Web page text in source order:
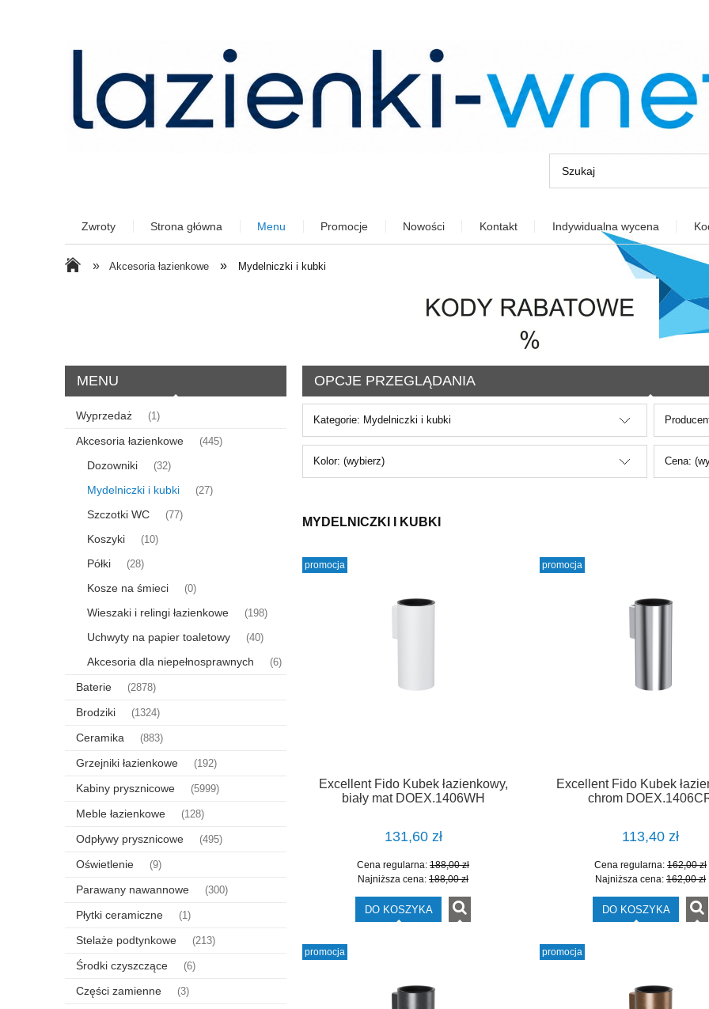
Zwroty Strona główna Menu Promocje Nowości Kontakt Indywidualna wycena
» Akcesoria łazienkowe » Mydelniczki i kubki
MENU
Wyprzedaż (1)
Akcesoria łazienkowe (445)
Dozowniki (32)
Mydelniczki i kubki (27)
Szczotki WC (77)
Koszyki (10)
Półki (28)
Kosze na śmieci (0)
Wieszaki i relingi łazienkowe (198)
Uchwyty na papier toaletowy (40)
Akcesoria dla niepełnosprawnych (6)
Baterie (2878)
Brodziki (1324)
Ceramika (883)
Grzejniki łazienkowe (192)
Kabiny prysznicowe (5999)
Meble łazienkowe (128)
Odpływy prysznicowe (495)
Oświetlenie (9)
Parawany nawannowe (300)
Płytki ceramiczne (1)
Stelaże podtynkowe (213)
Środki czyszczące (6)
Części zamienne (3)
OPCJE PRZEGLĄDANIA
Kategorie: Mydelniczki i kubki
Kolor: (wybierz) Cena:
MYDELNICZKI I KUBKI
Excellent Fido Kubek łazienkowy,
biały mat DOEX.1406WH
131,60 zł
Cena regularna: 188,00 zł
Najniższa cena: 188,00 zł
DO KOSZYKA
promocja
Excellent Fido Kubek
chrom
113,40 zł
Cena regularna: 162,00 zł
Najniższa cena: 162,00 zł
DO KOSZYKA
promocja
promocja promocja